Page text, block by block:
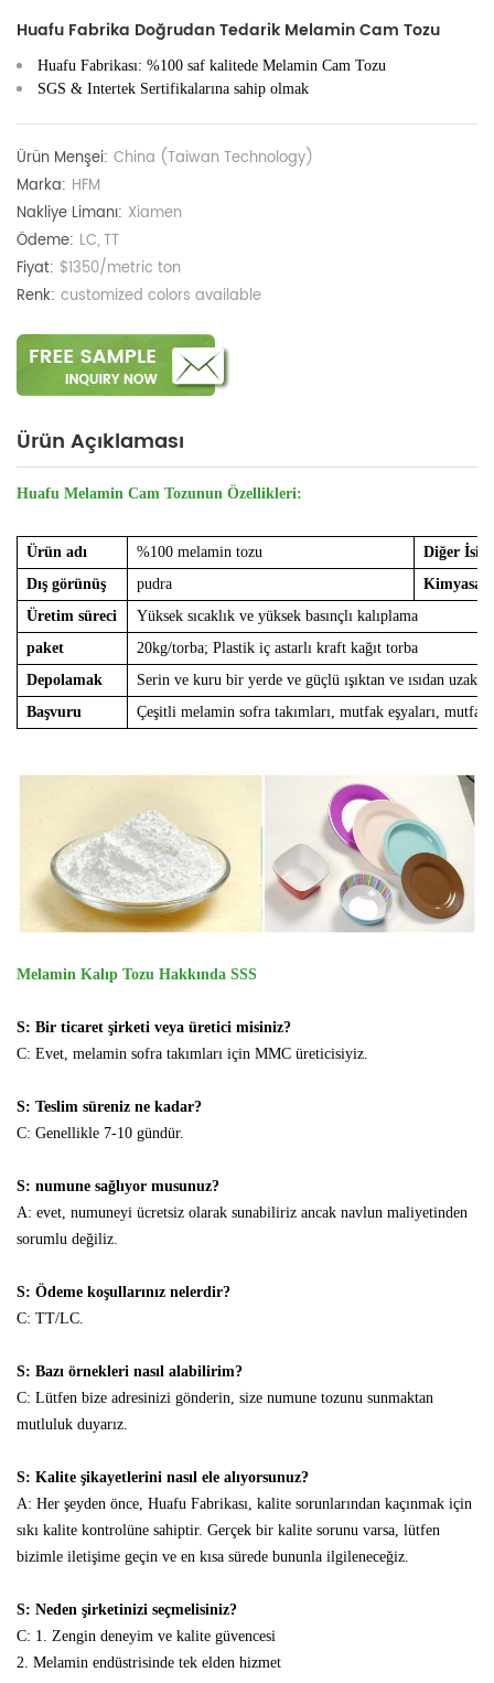
Huafu Fabrika Doğrudan Tedarik Melamin Cam Tozu
Huafu Fabrikası: %100 saf kalitede Melamin Cam Tozu
SGS & Intertek Sertifikalarına sahip olmak
Ürün Menşei: China (Taiwan Technology)
Marka: HFM
Nakliye Limanı: Xiamen
Ödeme: LC, TT
Fiyat: $1350/metric ton
Renk: customized colors available
Ürün Açıklaması
Huafu Melamin Cam Tozunun Özellikleri:
Ürün adı %100 melamin tozu
Diğer İsim
Dış görünüş
pudra
Kimyasal
Üretim süreci
Yüksek sıcaklık ve yüksek basınçlı kalıplama
paket
20kg/torba; Plastik iç astarlı kraft kağıt torba
Depolamak
Serin ve kuru bir yerde ve güçlü ışıktan ve ısıdan uzak
Başvuru
Çeşitli melamin sofra takımları, mutfak eşyaları, mutfak
Melamin Kalıp Tozu Hakkında SSS
S: Bir ticaret şirketi veya üretici misiniz?
C: Evet, melamin sofra takımları için MMC üreticisiyiz.
S: Teslim süreniz ne kadar?
C: Genellikle 7-10 gündür.
S: numune sağlıyor musunuz?
A: evet, numuneyi ücretsiz olarak sunabiliriz ancak navlun maliyetinden
sorumlu değiliz.
S: Ödeme koşullarınız nelerdir?
C: TT/LC.
S: Bazı örnekleri nasıl alabilirim?
C: Lütfen bize adresinizi gönderin, size numune tozunu sunmaktan
mutluluk duyarız.
S: Kalite şikayetlerini nasıl ele alıyorsunuz?
A: Her şeyden önce, Huafu Fabrikası, kalite sorunlarından kaçınmak için
sıkı kalite kontrolüne sahiptir. Gerçek bir kalite sorunu varsa, lütfen
bizimle iletişime geçin ve en kısa sürede bununla ilgileneceğiz.
S: Neden şirketinizi seçmelisiniz?
C: 1. Zengin deneyim ve kalite güvencesi
2. Melamin endüstrisinde tek elden hizmet